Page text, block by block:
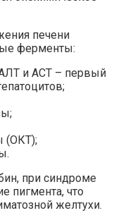
печени
ферменты:
и АСТ – первый
(ОКТ);
при синдроме
пигмента, что
желтухи.